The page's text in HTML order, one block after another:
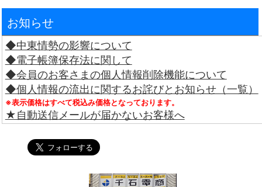
お知らせ
◆中東情勢の影響について
◆電子帳簿保存法に関して
◆会員のお客さまの個人情報削除機能について
◆個人情報の流出に関するお詫びとお知らせ（一覧）
※表示価格はすべて税込み価格となっております。
★自動送信メールが届かないお客様へ